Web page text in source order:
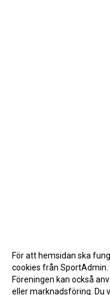
För att hemsidan ska
cookies från SportAdmin.
Föreningen kan också
eller marknadsföring. Du